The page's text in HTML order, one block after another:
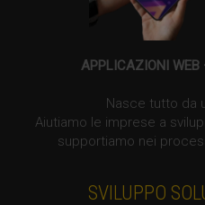
APPLICAZIONI
Nasce tutto da
Aiutiamo le imprese a
supportiamo nei
SVILUPPO